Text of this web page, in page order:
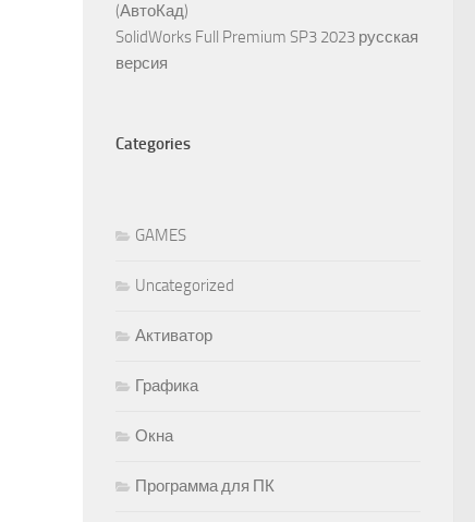
(АвтоКад)
SolidWorks Full Premium SP3 2023 русская
версия
Categories
GAMES
Uncategorized
Активатор
Графика
Окна
Программа для ПК